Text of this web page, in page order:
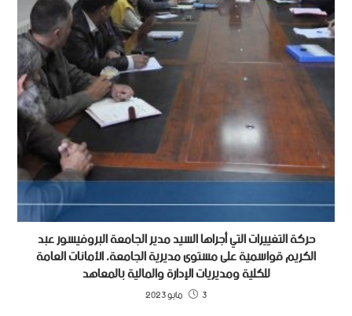
حركة التغييرات التي أجراها السيد مدير الجامعة البروفيسور عبد
الكريم قواسمية على مستوى مديرية الجامعة، الأمانات العامة
للكلية ومديريات الإدارة والمالية بالمعاهد
3 مايو 2023